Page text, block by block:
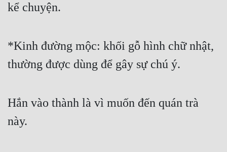
kể chuyện.
*Kinh đường mộc: khối gỗ hình chữ nhật,
thường được dùng để gây sự chú ý.
Hắn vào thành là vì muốn đến quán trà
này.